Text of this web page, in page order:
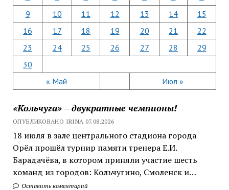
« Май Июл »
9
10 11 12 13 14
15
16
17 18 19 20 21
22
23
24 25 26 27 28
29
30
«Кольчуга» – двукратные чемпионы!
ОПУБЛИКОВАНО IRINA 07.08.2026
18 июля в зале центрального стадиона города
Орёл прошёл турнир памяти тренера Е.И.
Барадачёва, в котором приняли участие шесть
команд из городов: Кольчугино, Смоленск и…
Оставить коментарий